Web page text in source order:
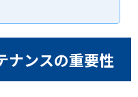
ナンスの重要性